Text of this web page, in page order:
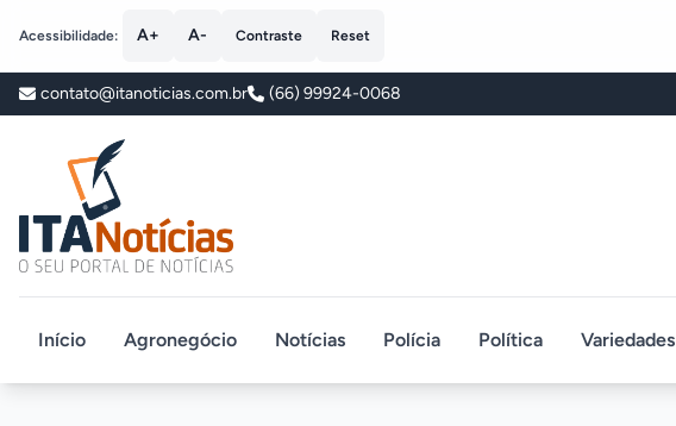
Acessibilidade: A+ A- Contraste Reset
contato@itanoticias.com.br (66) 99924-0068
ITA Notícias
Início Agronegócio Notícias Polícia Política Variedades